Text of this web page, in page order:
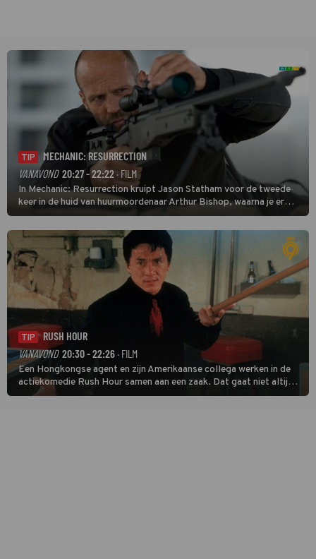
TIP
MECHANIC: RESURRECTION
VANAVOND 20:27 - 22:22· FILM
In Mechanic: Resurrection kruipt Jason Statham voor de tweede
keer in de huid van huurmoordenaar Arthur Bishop, waarna je er
donder op kunt zeggen dat er van Bishops geplande pensioen niet
veel terechtkomt.
TIP
RUSH HOUR
VANAVOND 20:30 - 22:26 · FILM
Een Hongkongse agent en zijn Amerikaanse collega werken in de
actiekomedie Rush Hour samen aan een zaak. Dat gaat niet altijd
van een leien dakje.